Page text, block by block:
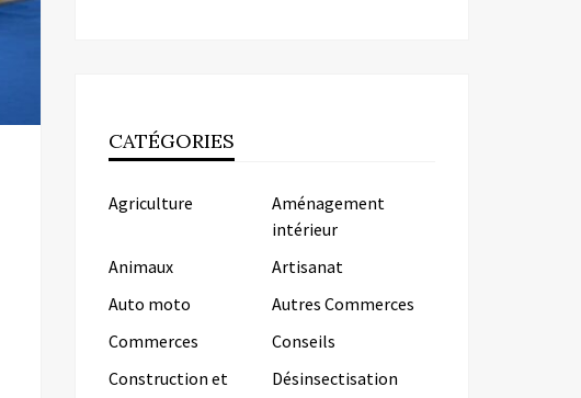
CATÉGORIES
Agriculture
Aménagement
intérieur
Animaux
Artisanat
Auto moto
Autres Commerces
Commerces
Conseils
Construction et
Désinsectisation